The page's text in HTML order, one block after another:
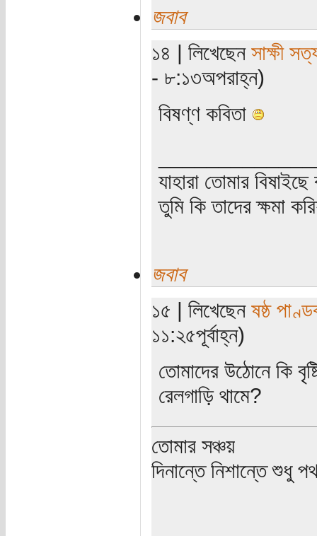
জবাব
১৪ | লিখেছেন সাক্ষী
- ৮:১৩অপরাহ্ন)
বিষণ্ণ কবিতা
যাহারা তোমার
তুমি কি তাদের ক্ষমা
জবাব
১৫ | লিখেছেন ষষ্ঠ
১১:২৫পূর্বাহ্ন)
তোমাদের উঠোনে কি
রেলগাড়ি থামে?
তোমার সঞ্চয়
দিনান্তে নিশান্তে শুধু